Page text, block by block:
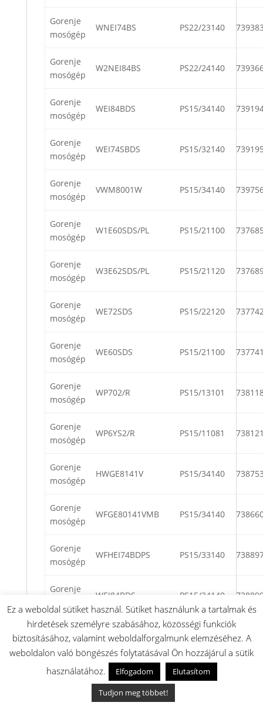
Gorenje
mosógép
WNEI74BS PS22/23140
Gorenje
mosógép
W2NEI84BS PS22/24140
Gorenje
mosógép
WEI84BDS PS15/34140
Gorenje
mosógép
WEI74SBDS PS15/32140
Gorenje
mosógép
VWM8001W PS15/34140
Gorenje
mosógép
W1E60SDS/PL PS15/21100
Gorenje
mosógép
W3E62SDS/PL PS15/21120
Gorenje
mosógép
WE72SDS PS15/22120
Gorenje
mosógép
WE60SDS PS15/21100
Gorenje
mosógép
WP702/R PS15/13101
Gorenje
mosógép
WP6YS2/R PS15/11081
Gorenje
mosógép
HWGE8141V PS15/34140
Gorenje
mosógép
WFGE80141VMB PS15/34140
Gorenje
mosógép
WFHEI74BDPS PS15/33140
Gorenje
WEI84BDS PS15/34140
Gorenje
mosógép
WEI84SCDPS PS15/37142
Gorenje
W60141GEVM/S PS15/31140
Ez a weboldal sütiket használ. Sütiket használunk a tartalmak és
hirdetések személyre szabásához, közösségi funkciók
biztosításához, valamint weboldalforgalmunk elemzéséhez. A
weboldalon való böngészés folytatásával Ön hozzájárul a sütik
használatához.
Elfogadom
Elutasítom
Tudjon meg többet!